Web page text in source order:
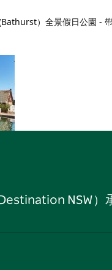
）全景假日公園 -
NSW）